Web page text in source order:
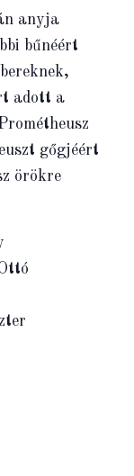
anyja
bűnéért
adott a
gőgjéért
örökre